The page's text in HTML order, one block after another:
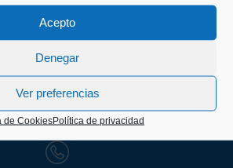
Acepto
Denegar
Ver preferencias
de CookiesPolítica de privacidad